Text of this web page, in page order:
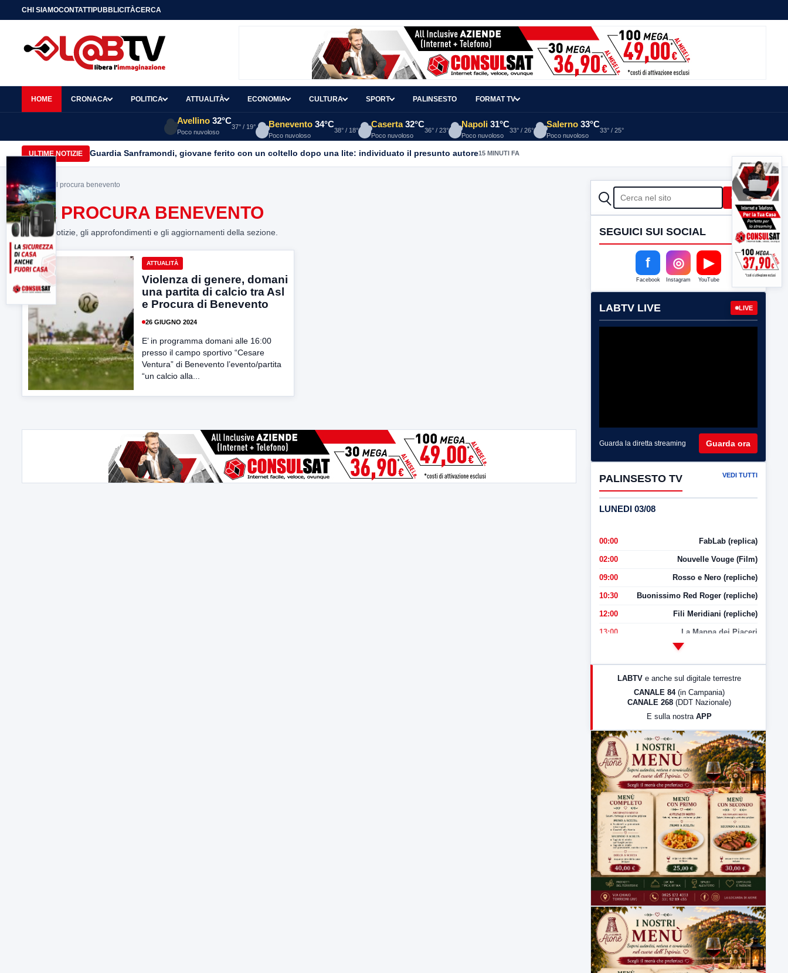
CHI SIAMOCONTATTIPUBBLICITÀCERCA
HOME CRONACA POLITICA ATTUALITÀ ECONOMIA CULTURA SPORT PALINSESTO FORMAT TV
Avellino 32°C
Poco nuvoloso
37° / 19° Benevento 34°C
Poco nuvoloso
38° / 18°
Caserta 32°C
Poco nuvoloso
36° / 23°
Napoli 31°C
Poco nuvoloso
33° / 26°
Salerno 33°C
Poco nuvoloso
33° / 25°
ULTIME NOTIZIE Guardia Sanframondi, giovane ferito con un coltello dopo una lite: individuato il presunto autore15 MINUTI FA
Home> asl procura benevento
ASL PROCURA BENEVENTO
Tutte le notizie, gli approfondimenti e gli aggiornamenti della sezione.
ATTUALITÀ
Violenza di genere, domani
una partita di calcio tra Asl
e Procura di Benevento
26 GIUGNO 2024
E’ in programma domani alle 16:00
presso il campo sportivo “Cesare
Ventura” di Benevento l’evento/partita
“un calcio alla...
CERCA Cerca
SEGUICI SUI SOCIAL
f
Facebook
◎
Instagram
▶
YouTube
LABTV LIVE LIVE
Guarda la diretta streaming Guarda ora
PALINSESTO TV VEDI TUTTI
LUNEDI 03/08
00:00 FabLab (replica)
02:00 Nouvelle Vouge (Film)
09:00 Rosso e Nero (repliche)
10:30 Buonissimo Red Roger (repliche)
12:00 Fili Meridiani (repliche)
13:00 La Mappa dei Piaceri
LabNews (Diretta)
23:00 LabNews (replica)
LABTV e anche sul digitale terrestre
CANALE 84 (in Campania)
CANALE 268 (DDT Nazionale)
E sulla nostra APP